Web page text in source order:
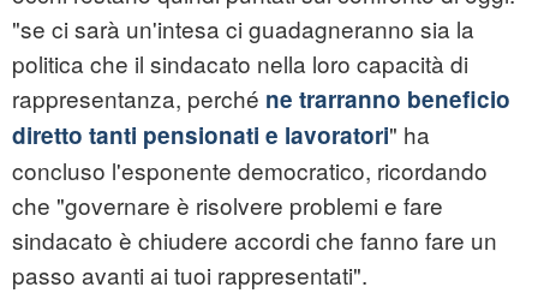
"se ci sarà un'intesa ci guadagneranno sia la
politica che il sindacato nella loro capacità di
rappresentanza, perché ne trarranno beneficio
diretto tanti pensionati e lavoratori" ha
concluso l'esponente democratico, ricordando
che "governare è risolvere problemi e fare
sindacato è chiudere accordi che fanno fare un
passo avanti ai tuoi rappresentati".